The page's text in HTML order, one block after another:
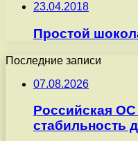
23.04.2018
Простой
Последние записи
07.08.2026
Российская
стабильность